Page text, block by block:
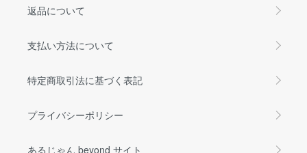
返品について
支払い方法について
特定商取引法に基づく表記
プライバシーポリシー
あるじゃん beyond サイト